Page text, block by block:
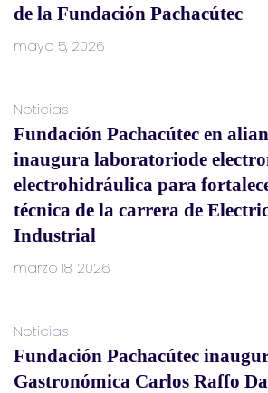
de la Fundación Pachacútec
mayo 5, 2026
Noticias
Fundación Pachacútec en
inaugura laboratoriode
electrohidráulica para
técnica de la carrera de
Industrial
marzo 18, 2026
Noticias
Fundación Pachacútec
Gastronómica Carlos Raffo